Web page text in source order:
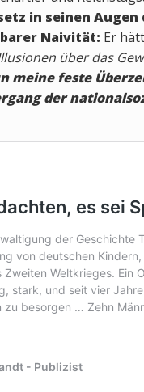
in seinen
Naivität: Er
über das
meine feste
der